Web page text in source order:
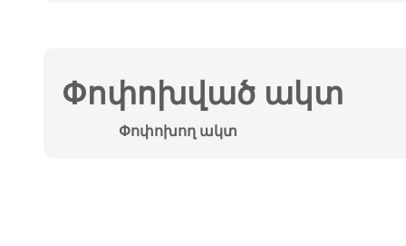
Փոփոխված ակտ
Փոփոխող ակտ